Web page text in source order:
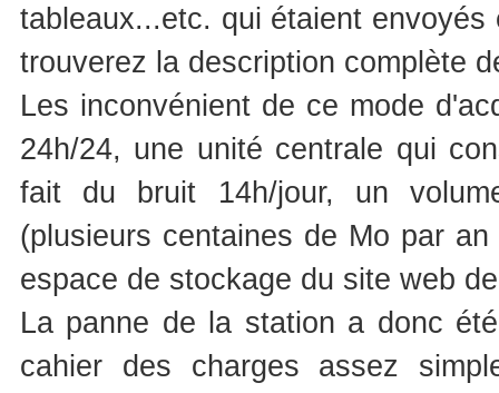
tableaux...etc. qui étaient
trouverez la description complète
Les inconvénient de ce mode
24h/24, une unité centrale qui
fait du bruit 14h/jour, un
(plusieurs centaines de Mo par
espace de stockage du site web
La panne de la station a donc
cahier des charges assez